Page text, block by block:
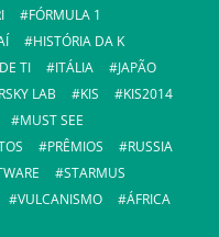
FÓRMULA 1
HISTÓRIA DA K
TI ITÁLIA
JAPÃO
LAB KIS
KIS2014
MUST SEE
PRÊMIOS
RUSSIA
STARMUS
VULCANISMO ÁFRICA